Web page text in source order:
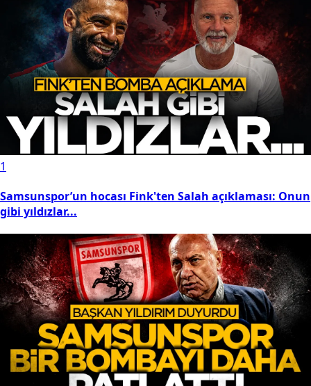
1
Samsunspor’un hocası Fink'ten Salah açıklaması: Onun
gibi yıldızlar...